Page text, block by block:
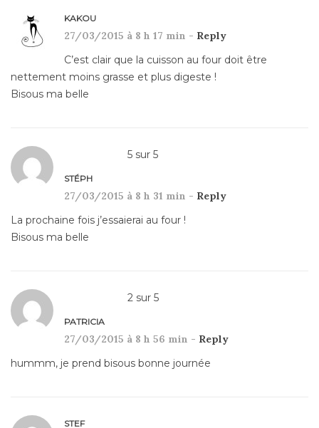
KAKOU
27/03/2015 à 8 h 17 min - Reply
C’est clair que la cuisson au four doit être
nettement moins grasse et plus digeste !
Bisous ma belle
5 sur 5
STÉPH
27/03/2015 à 8 h 31 min - Reply
La prochaine fois j’essaierai au four !
Bisous ma belle
2 sur 5
PATRICIA
27/03/2015 à 8 h 56 min - Reply
hummm, je prend bisous bonne journée
STEF